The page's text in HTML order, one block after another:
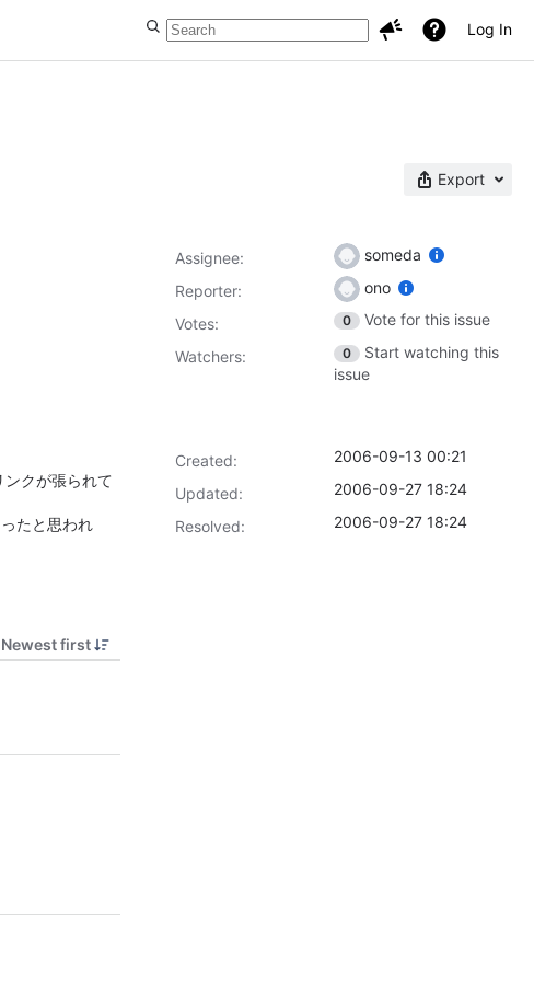
Log In
Export
クが張られて
たと思われ
Newest first
Assignee:
someda
Reporter:
ono
Votes: 0
Vote for this issue
Watchers:
0
Start watching this
issue
Created:
2006-09-13 00:21
Updated:
2006-09-27 18:24
Resolved:
2006-09-27 18:24